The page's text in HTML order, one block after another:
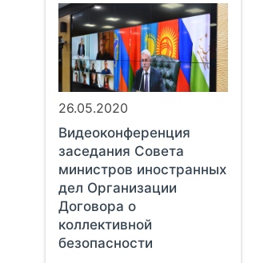
26.05.2020
Видеоконференция
заседания Совета
министров иностранных
дел Организации
Договора о
коллективной
безопасности